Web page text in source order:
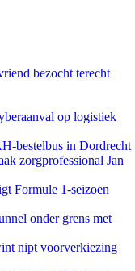
bezocht terecht
op logistiek
bestelbus in Dordrecht
zorgprofessional Jan
Formule 1-seizoen
onder grens met
nipt voorverkiezing